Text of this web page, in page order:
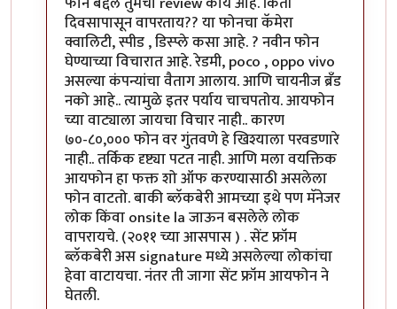
दिवसापासून वापरताय?? या फोनचा कॅमेरा
क्वालिटी, स्पीड , डिस्प्ले कसा आहे. ? नवीन फोन
घेण्याच्या विचारात आहे. रेडमी, poco , oppo vivo
असल्या कंपन्यांचा वैताग आलाय. आणि चायनीज ब्रँड
नको आहे.. त्यामुळे इतर पर्याय चाचपतोय. आयफोन
च्या वाट्याला जायचा विचार नाही.. कारण
७०-८०,००० फोन वर गुंतवणे हे खिश्याला परवडणारे
नाही.. तर्किक दृष्ट्या पटत नाही. आणि मला वयक्तिक
आयफोन हा फक्त शो ऑफ करण्यासाठी असलेला
फोन वाटतो. बाकी ब्लॅकबेरी आमच्या इथे पण मॅनेजर
लोक किंवा onsite la जाऊन बसलेले लोक
वापरायचे. (२०११ च्या आसपास ) . सेंट फ्रॉम
ब्लॅकबेरी अस signature मध्ये असलेल्या लोकांचा
हेवा वाटायचा. नंतर ती जागा सेंट फ्रॉम आयफोन ने
घेतली.